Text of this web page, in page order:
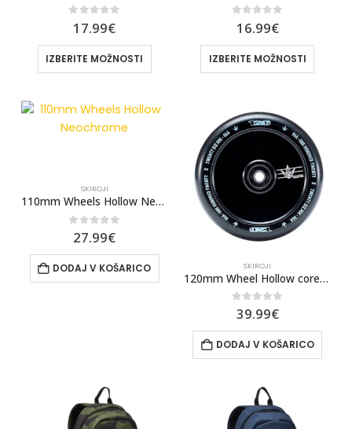
0out of 5
17.99€
IZBERITE MOŽNOSTI
out of 5
16.99€
IZBERITE MOŽNOSTI
SKIROJI
110mm Wheels Hollow Neochrome
0out of 5
27.99€
DODAJ V KOŠARICO SKIROJI
120mm Wheel Hollow core Pu26
0out of 5
39.99€
DODAJ V KOŠARICO